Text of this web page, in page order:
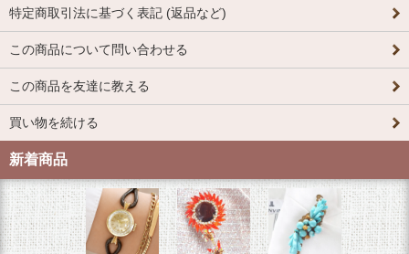
特定商取引法に基づく表記 (返品など)
この商品について問い合わせる
この商品を友達に教える
買い物を続ける
新着商品